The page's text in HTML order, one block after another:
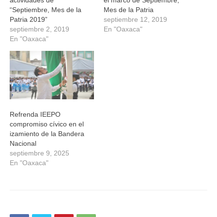
“Septiembre, Mes de la
Patria 2019”
septiembre 2, 2019
En "Oaxaca"
Mes de la Patria
septiembre 12, 2019
En "Oaxaca"
Refrenda IEEPO
compromiso cívico en el
izamiento de la Bandera
Nacional
septiembre 9, 2025
En "Oaxaca"